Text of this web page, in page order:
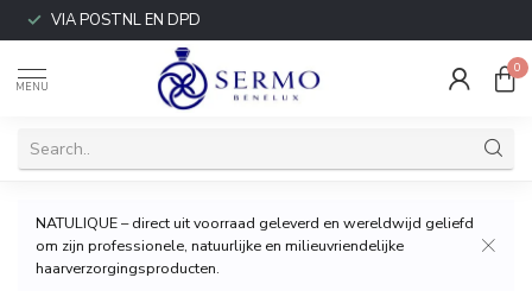
VIA POSTNL EN DPD
MENU
0
NATULIQUE – direct uit voorraad geleverd en wereldwijd geliefd
om zijn professionele, natuurlijke en milieuvriendelijke
haarverzorgingsproducten.